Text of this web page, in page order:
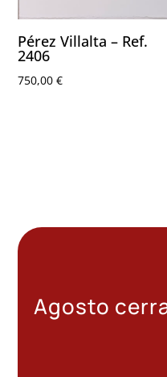
Pérez Villalta – Ref.
2406
750,00€
Agosto